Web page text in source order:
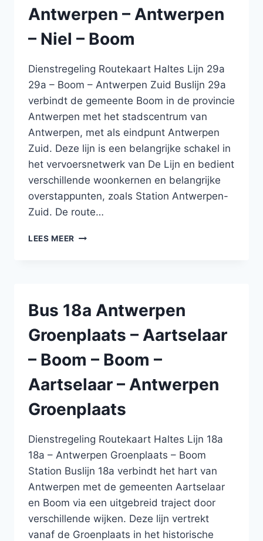
BOOM
SNELBUS
LONDERZEEL
–
BRUSSEL
NOORD
Antwerpen – Antwerpen
– Niel – Boom
Dienstregeling Routekaart Haltes Lijn 29a
29a – Boom – Antwerpen Zuid Buslijn 29a
verbindt de gemeente Boom in de provincie
Antwerpen met het stadscentrum van
Antwerpen, met als eindpunt Antwerpen
Zuid. Deze lijn is een belangrijke schakel in
het vervoersnetwerk van De Lijn en bedient
verschillende woonkernen en belangrijke
overstappunten, zoals Station Antwerpen-
Zuid. De route…
LEES MEER BUS
ANTWERPEN
ANTWERPEN
–
NIEL
BOOM
Bus 18a Antwerpen
Groenplaats – Aartselaar
– Boom – Boom –
Aartselaar – Antwerpen
Groenplaats
Dienstregeling Routekaart Haltes Lijn 18a
18a – Antwerpen Groenplaats – Boom
Station Buslijn 18a verbindt het hart van
Antwerpen met de gemeenten Aartselaar
en Boom via een uitgebreid traject door
verschillende wijken. Deze lijn vertrekt
vanaf de Groenplaats in het historische